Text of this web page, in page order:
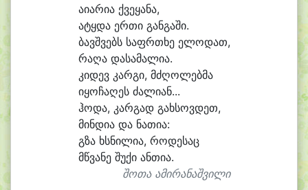
აიარია ქვეყანა,
ატყდა ერთი განგაში.
ბავშვებს საფრთხე ელოდათ,
რაღა დასამალია.
კიდევ კარგი, მძღოლებმა
იყოჩაღეს ძალიან...
ჰოდა, კარგად გახსოვდეთ,
მინდია და ნათია:
გზა ხსნილია, როდესაც
მწვანე შუქი ანთია.
შოთა ამირანაშვილი